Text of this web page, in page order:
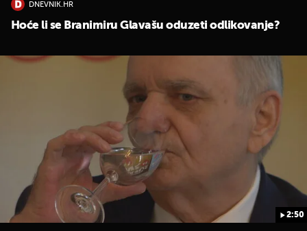
DNEVNIK.HR
Hoće li se Branimiru Glavašu oduzeti odlikovanje?
2:50